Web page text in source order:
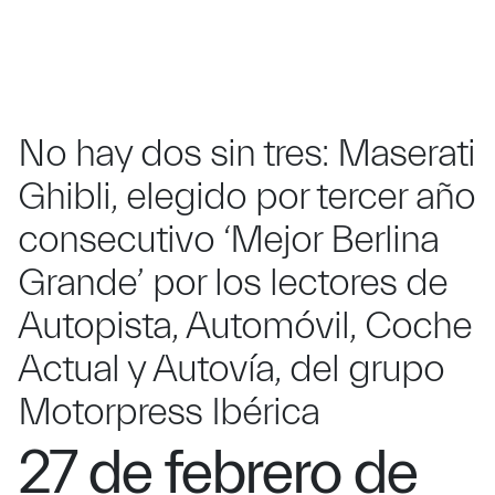
No hay dos sin tres: Maserati
Ghibli, elegido por tercer año
consecutivo ‘Mejor Berlina
Grande’ por los lectores de
Autopista, Automóvil, Coche
Actual y Autovía, del grupo
Motorpress Ibérica
27 de febrero de